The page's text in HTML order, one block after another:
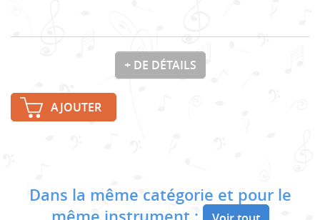
+ DE DÉTAILS
AJOUTER
Dans la même catégorie et pour le